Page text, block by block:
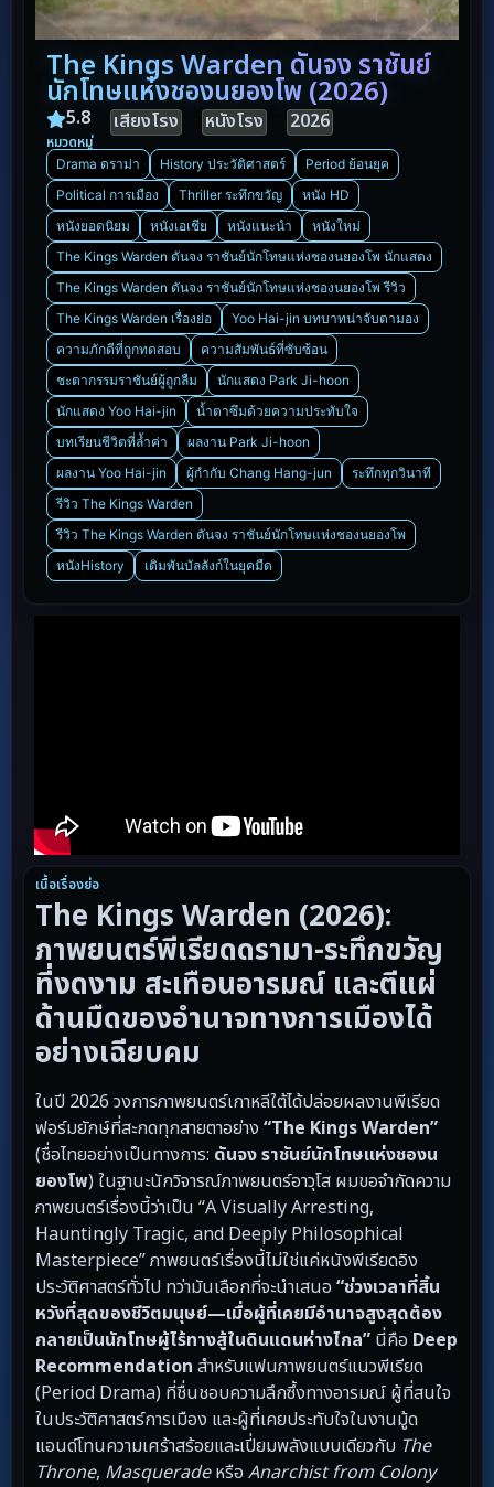
The Kings Warden ดันจง ราชันย์
นักโทษแห่งชองนยองโพ (2026)
5.8 เสียงโรง หนังโรง 2026
หมวดหมู่
Drama ดราม่า History ประวัติศาสตร์
Period ย้อนยุค
Political การเมือง
Thriller ระทึกขวัญ
หนัง HD
หนังยอดนิยม
หนังเอเชีย หนังแนะนำ
หนังใหม่
The Kings Warden ดันจง ราชันย์นักโทษแห่งชองนยองโพ นักแสดง
The Kings Warden ดันจง ราชันย์นักโทษแห่งชองนยองโพ รีวิว
The Kings Warden เรื่องย่อ
Yoo Hai-jin บทบาทน่าจับตามอง
ความภักดีที่ถูกทดสอบ
ความสัมพันธ์ที่ซับซ้อน
ชะตากรรมราชันย์ผู้ถูกลืม
นักแสดง Park Ji-hoon
นักแสดง Yoo Hai-jin
น้ำตาซึมด้วยความประทับใจ
บทเรียนชีวิตที่ล้ำค่า
ผลงาน Park Ji-hoon
ผลงาน Yoo Hai-jin
ผู้กำกับ Chang Hang-jun
ระทึกทุกวินาที
รีวิว The Kings Warden
รีวิว The Kings Warden ดันจง ราชันย์นักโทษแห่งชองนยองโพ
หนังHistory
เดิมพันบัลลังก์ในยุคมืด
เนื้อเรื่องย่อ
The Kings Warden (2026):
ภาพยนตร์พีเรียดดรามา-ระทึกขวัญ
ที่งดงาม สะเทือนอารมณ์ และตีแผ่
ด้านมืดของอำนาจทางการเมืองได้
อย่างเฉียบคม
ในปี 2026 วงการภาพยนตร์เกาหลีใต้ได้ปล่อยผลงานพีเรียด
ฟอร์มยักษ์ที่สะกดทุกสายตาอย่าง “The Kings Warden”
(ชื่อไทยอย่างเป็นทางการ: ดันจง ราชันย์นักโทษแห่งชองน
ยองโพ) ในฐานะนักวิจารณ์ภาพยนตร์อาวุโส ผมขอจำกัดความ
ภาพยนตร์เรื่องนี้ว่าเป็น “A Visually Arresting,
Hauntingly Tragic, and Deeply Philosophical
Masterpiece” ภาพยนตร์เรื่องนี้ไม่ใช่แค่หนังพีเรียดอิง
ประวัติศาสตร์ทั่วไป ทว่ามันเลือกที่จะนำเสนอ “ช่วงเวลาที่สิ้น
หวังที่สุดของชีวิตมนุษย์—เมื่อผู้ที่เคยมีอำนาจสูงสุดต้อง
กลายเป็นนักโทษผู้ไร้ทางสู้ในดินแดนห่างไกล” นี่คือ Deep
Recommendation สำหรับแฟนภาพยนตร์แนวพีเรียด
(Period Drama) ที่ชื่นชอบความลึกซึ้งทางอารมณ์ ผู้ที่สนใจ
ในประวัติศาสตร์การเมือง และผู้ที่เคยประทับใจในงานมู้ด
แอนด์โทนความเศร้าสร้อยและเปี่ยมพลังแบบเดียวกับ The
Throne, Masqueradeหรือ Anarchist from Colony